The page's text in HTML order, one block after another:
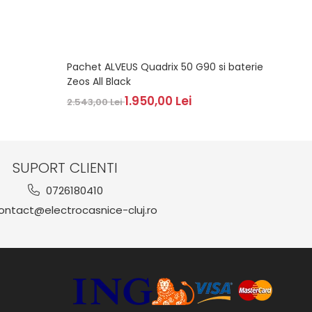
Pachet ALVEUS Quadrix 50 G90 si baterie
Zeos All Black
2.543,00 Lei1.950,00 Lei
SUPORT CLIENTI
0726180410
cluj.ro